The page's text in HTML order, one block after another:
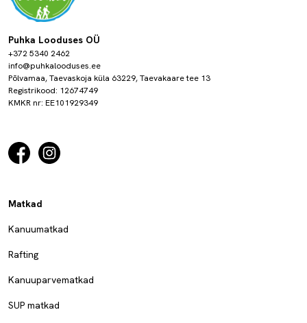
Puhka Looduses OÜ
+372 5340 2462
info@puhkalooduses.ee
Põlvamaa, Taevaskoja küla 63229, Taevakaare tee 13
Registrikood: 12674749
KMKR nr: EE101929349
Matkad
Kanuumatkad
Rafting
Kanuuparvematkad
SUP matkad